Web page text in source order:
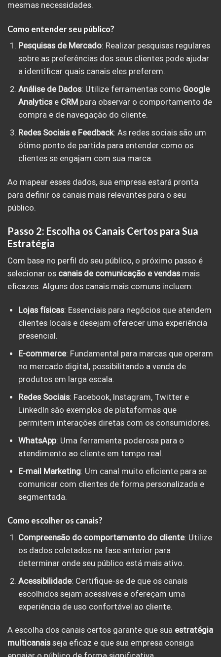
mesmas necessidades.
Como entender seu público?
Pesquisas de Mercado: Realizar pesquisas regulares
sobre as preferências dos seus clientes pode ajudar
a identificar quais canais eles preferem.
Análise de Dados: Utilize ferramentas como Google
Analyticse CRMpara observar o comportamento de
compra e de navegação do cliente.
Redes Sociais e Feedback: As redes sociais são um
ótimo ponto de partida para entender como os
clientes se engajam com sua marca.
Ao mapear esses dados, sua empresa estará pronta
para definir os canais mais relevantes para o seu
público.
Passo 2: Escolha os Canais Certos para Sua
Estratégia
Com base no perfil do seu público, o próximo passo é
selecionar os canais de comunicação e vendasmais
eficazes. Alguns dos canais mais comuns incluem:
Lojas físicas: Essenciais para negócios que atendem
clientes locais e desejam oferecer uma experiência
presencial.
E-commerce: Fundamental para marcas que operam
no mercado digital, possibilitando a venda de
produtos em larga escala.
Redes Sociais: Facebook, Instagram, Twitter e
LinkedIn são exemplos de plataformas que
permitem interações diretas com os consumidores.
WhatsApp: Uma ferramenta poderosa para o
atendimento ao cliente em tempo real.
E-mail Marketing: Um canal muito eficiente para se
comunicar com clientes de forma personalizada e
segmentada.
Como escolher os canais?
Compreensão do comportamento do cliente: Utilize
os dados coletados na fase anterior para
determinar onde seu público está mais ativo.
Acessibilidade: Certifique-se de que os canais
escolhidos sejam acessíveis e ofereçam uma
experiência de uso confortável ao cliente.
A escolha dos canais certos garante que sua estratégia
multicanaisseja eficaz e que sua empresa consiga